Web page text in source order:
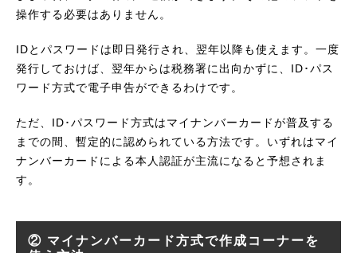
操作する必要はありません。
IDとパスワードは即日発行され、翌年以降も使えます。一度
発行しておけば、翌年からは税務署に出向かずに、ID･パス
ワード方式で電子申告ができるわけです。
ただ、ID･パスワード方式はマイナンバーカードが普及する
までの間、暫定的に認められている方法です。いずれはマイ
ナンバーカードによる本人認証が主流になると予想されま
す。
② マイナンバーカード方式で作成コーナーを